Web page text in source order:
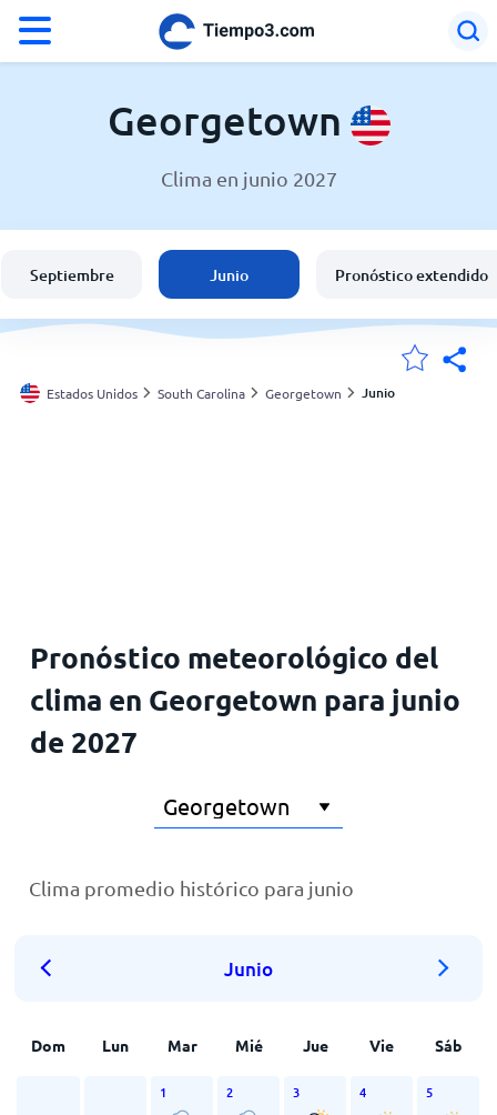
El clima en Georgetown
España
Argentina
Georgetown
Clima en junio 2027
Septiembre Junio Pronóstico extendido
Estados Unidos South Carolina Georgetown Junio
Pronóstico meteorológico del
clima en Georgetown para junio
de 2027
Clima promedio histórico para junio
Junio
Dom Lun Mar Mié Jue Vie Sáb
1 2 3 4 5